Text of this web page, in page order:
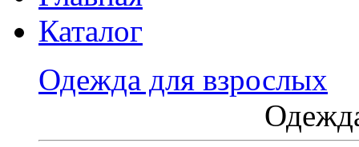
Каталог
Одежда для взрослых